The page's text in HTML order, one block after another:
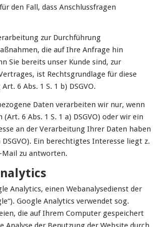
den Fall, dass Anschlussfragen
zur Durchführung
die auf Ihre Anfrage hin
Sie bereits unser Kunde sind, zur
ist Rechtsgrundlage für diese
6 Abs. 1 S. 1 b) DSGVO.
Daten verarbeiten wir nur, wenn
6 Abs. 1 S. 1 a) DSGVO) oder wir ein
an der Verarbeitung Ihrer Daten haben
DSGVO). Ein berechtigtes Interesse liegt z.
Mail zu antworten.
Analytics, einen Webanalysedienst der
Google Analytics verwendet sog.
die auf Ihrem Computer gespeichert